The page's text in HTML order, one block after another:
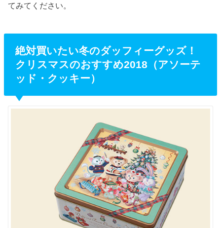
てみてください。
絶対買いたい冬のダッフィーグッズ！
クリスマスのおすすめ2018（アソーテ
ッド・クッキー）